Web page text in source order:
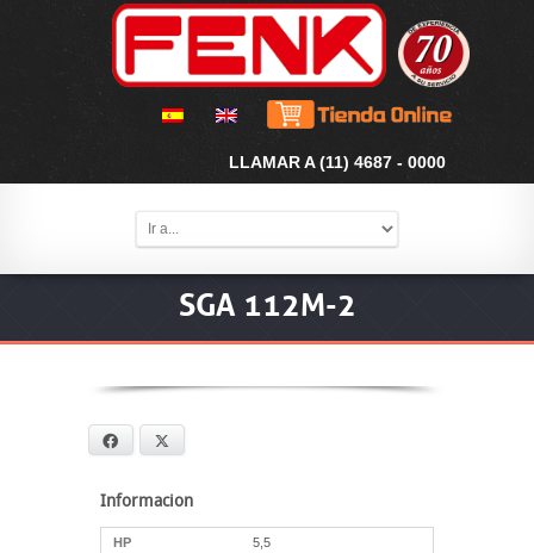
LLAMAR A (11) 4687 - 0000
SGA 112M-2
Facebook
Informacion
HP 5,5